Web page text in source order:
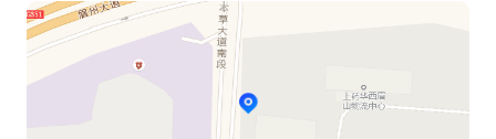
2.熟悉.NET，JAVA开发技能，具备数据库及其他IT技
能者优先;
3.敏锐的分析能力和快速准确地处理问题的能力；
4.具备良好的沟通和表达能力、文档写作能力，以及